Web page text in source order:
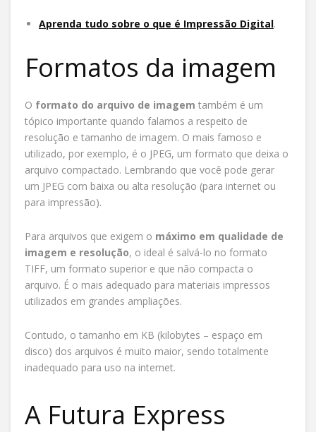
Aprenda tudo sobre o que é Impressão Digital.
Formatos da imagem
O formato do arquivo de imagem também é um
tópico importante quando falamos a respeito de
resolução e tamanho de imagem. O mais famoso e
utilizado, por exemplo, é o JPEG, um formato que deixa o
arquivo compactado. Lembrando que você pode gerar
um JPEG com baixa ou alta resolução (para internet ou
para impressão).
Para arquivos que exigem o máximo em qualidade de
imagem e resolução, o ideal é salvá-lo no formato
TIFF, um formato superior e que não compacta o
arquivo. É o mais adequado para materiais impressos
utilizados em grandes ampliações.
Contudo, o tamanho em KB (kilobytes – espaço em
disco) dos arquivos é muito maior, sendo totalmente
inadequado para uso na internet.
A Futura Express